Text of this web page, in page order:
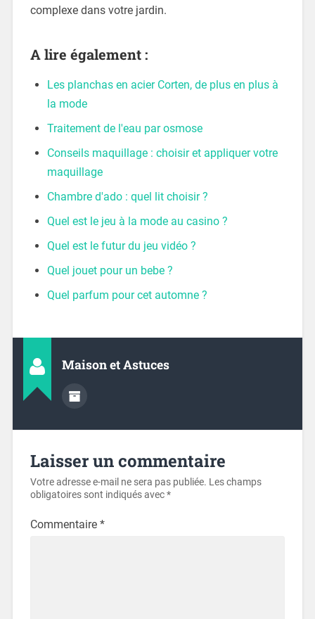
complexe dans votre jardin.
A lire également :
Les planchas en acier Corten, de plus en plus à
la mode
Traitement de l'eau par osmose
Conseils maquillage : choisir et appliquer votre
maquillage
Chambre d'ado : quel lit choisir ?
Quel est le jeu à la mode au casino ?
Quel est le futur du jeu vidéo ?
Quel jouet pour un bebe ?
Quel parfum pour cet automne ?
Maison et Astuces
Laisser un commentaire
Votre adresse e-mail ne sera pas publiée. Les champs
obligatoires sont indiqués avec*
Commentaire *